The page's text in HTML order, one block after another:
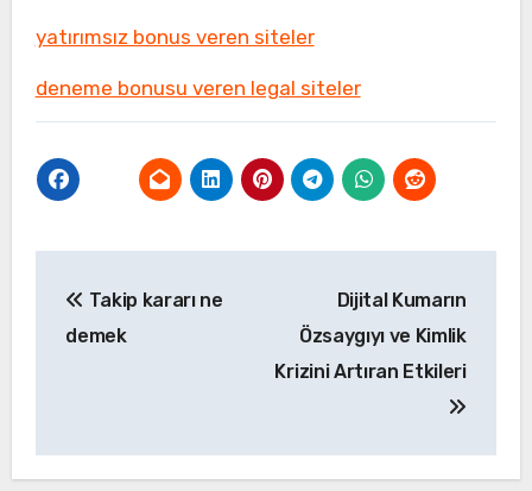
yatırımsız bonus veren siteler
deneme bonusu veren legal siteler
gezinmesi
Takip kararı ne
demek
Dijital Kumarın
Özsaygıyı ve Kimlik
Krizini Artıran Etkileri